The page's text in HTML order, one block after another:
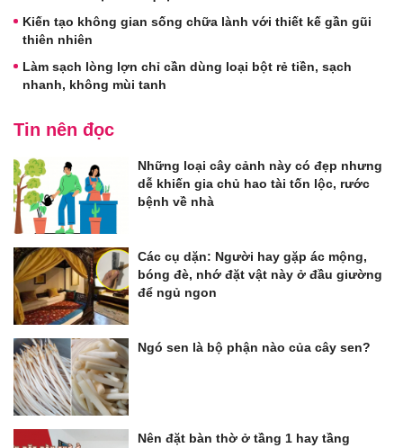
Kiến tạo không gian sống chữa lành với thiết kế gần gũi
thiên nhiên
Làm sạch lòng lợn chỉ cần dùng loại bột rẻ tiền, sạch
nhanh, không mùi tanh
Tin nên đọc
Những loại cây cảnh này có đẹp nhưng
dễ khiến gia chủ hao tài tốn lộc, rước
bệnh về nhà
Các cụ dặn: Người hay gặp ác mộng,
bóng đè, nhớ đặt vật này ở đầu giường
để ngủ ngon
Ngó sen là bộ phận nào của cây sen?
Nên đặt bàn thờ ở tầng 1 hay tầng